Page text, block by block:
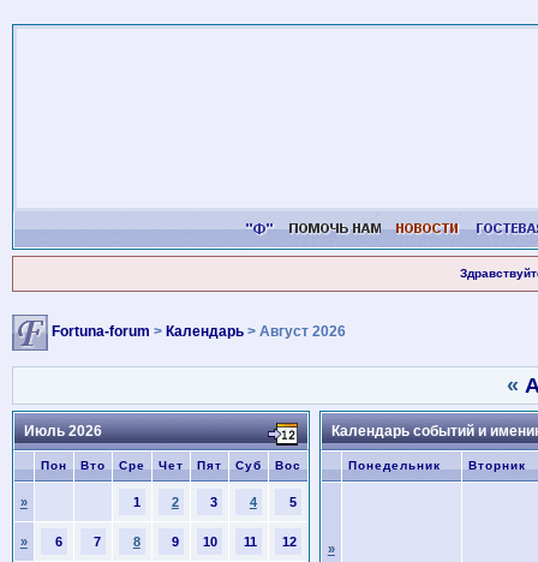
Fortuna-forum > Календарь> Август 2026
«
Июль 2026
Пон Вто Сре Чет Пят Суб Вос
» 1 2 3 4 5
» 6 7 8 9 10 11 12
Календарь событий и
Понедельник Вторник
»